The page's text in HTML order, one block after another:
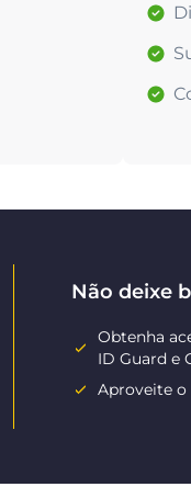
Não deixe
Obtenha
ID Guard e
Aproveite o